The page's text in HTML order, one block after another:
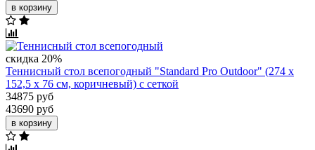
в корзину
скидка 20%
Теннисный стол всепогодный "Standard Pro Outdoor" (274 х
152,5 х 76 см, коричневый) с сеткой
34875 руб
43690 руб
в корзину